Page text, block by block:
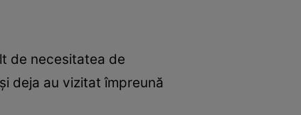
de necesitatea de
deja au vizitat împreună